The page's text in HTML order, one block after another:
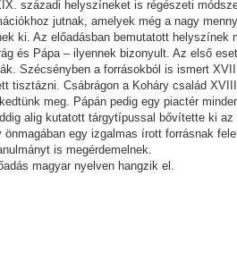
századi helyszíneket is régészeti
jutnak, amelyek még a nagy
ki. Az előadásban bemutatott helyszínek
és Pápa – ilyennek bizonyult. Az első
Szécsényben a forrásokból is ismert
tisztázni. Csábrágon a Koháry család
meg. Pápán pedig egy piactér
alig kutatott tárgytípussal bővítette ki
önmagában egy izgalmas írott forrásnak
is megérdemelnek.
magyar nyelven hangzik el.